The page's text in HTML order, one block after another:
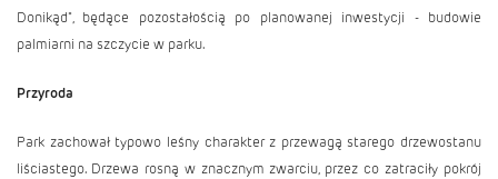
Donikąd", będące pozostałością po planowanej inwestycji - budowie
palmiarni na szczycie w parku.
Przyroda
Park zachował typowo leśny charakter z przewagą starego drzewostanu
liściastego. Drzewa rosną w znacznym zwarciu, przez co zatraciły pokrój